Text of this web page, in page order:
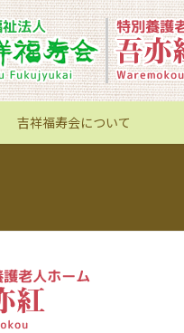
吉祥福寿会について